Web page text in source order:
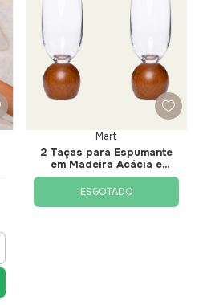
Mart
2 Taças para Espumante
em Madeira Acácia e
Cristal 210ml - Mart
ESGOTADO